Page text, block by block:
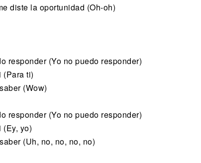
diste la oportunidad (Oh-oh)
respondеr (Yo no puedo responder)
(Para ti)
(Wow)
responder (Yo no puedo responder)
(Ey, yo)
(Uh, no, no, no, no)